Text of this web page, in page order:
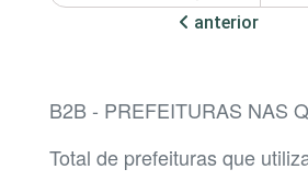
anterior
B2B - PREFEITURAS NAS
Total de prefeituras que